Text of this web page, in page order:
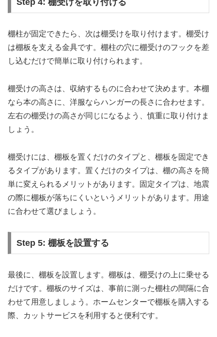
Step 4: 棚受けを取り付ける
棚柱が固定できたら、次は棚受けを取り付けます。棚受け
は棚板を支える金具です。棚柱の穴に棚受けのフックを差
し込むだけで簡単に取り付けられます。
棚受けの高さは、収納するものに合わせて決めます。本棚
なら本の高さに、洋服ならハンガーの長さに合わせます。
左右の棚受けの高さが同じになるよう、慎重に取り付けま
しょう。
棚受けには、棚板を置くだけのタイプと、棚板を固定でき
るタイプがあります。置くだけのタイプは、棚の高さを簡
単に変えられるメリットがあります。固定タイプは、地震
の際に棚板が落ちにくいというメリットがあります。用途
に合わせて選びましょう。
Step 5: 棚板を設置する
最後に、棚板を設置します。棚板は、棚受けの上に乗せる
だけです。棚板のサイズは、事前に測った棚柱の間隔に合
わせて用意しましょう。ホームセンターで棚板を購入する
際、カットサービスを利用すると便利です。